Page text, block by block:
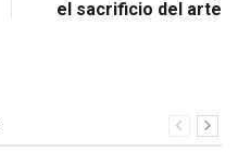
el sacrificio del arte